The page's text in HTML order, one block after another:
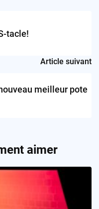
tacle!
Article suivant
meilleur pote
aimer